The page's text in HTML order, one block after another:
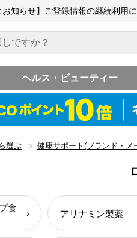
お知らせ】ご登録情報の継続利用
ヘルス・ビューティー
選ぶ 健康サポート(ブランド・メ
食
アリナミン製薬